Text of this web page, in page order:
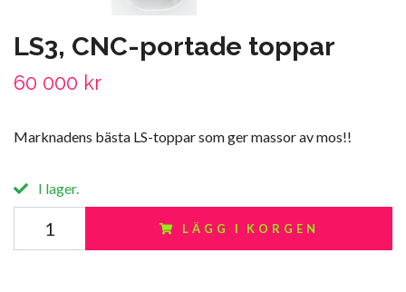
LS3, CNC-portade toppar
60 000 kr
Marknadens bästa LS-toppar som ger massor av mos!!
I lager.
LÄGG I KORGEN